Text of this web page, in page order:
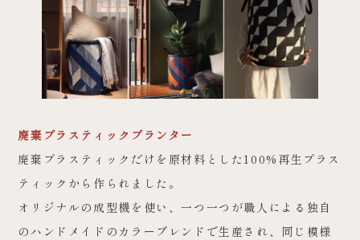
廃棄プラスティックプランター
廃棄プラスティックだけを原材料とした100%再生プラス
ティックから作られました。
オリジナルの成型機を使い、一つ一つが職人による独自
のハンドメイドのカラーブレンドで生産され、同じ模様